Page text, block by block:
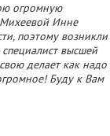
огромную
Михеевой Инне
поэтому возникли
высшей
делает как надо
Буду к Вам